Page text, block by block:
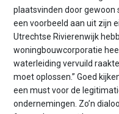
plaatsvinden door
een voorbeeld aan uit zijn
Utrechtse Rivierenwijk
woningbouwcorporatie
waterleiding vervuild
moet oplossen.” Goed
een must voor de
ondernemingen. Zo’n